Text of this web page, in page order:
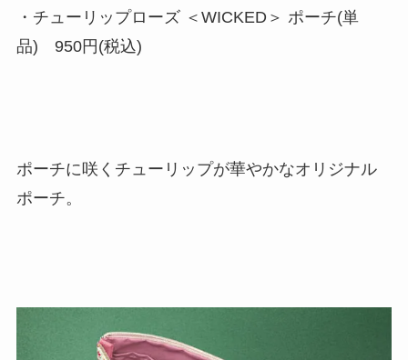
・チューリップローズ ＜WICKED＞ ポーチ(単
品) 950円(税込)
ポーチに咲くチューリップが華やかなオリジナル
ポーチ。